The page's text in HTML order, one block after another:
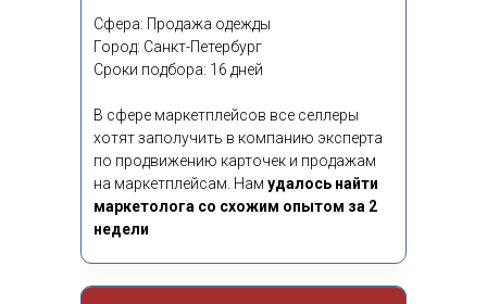
Сфера: Продажа одежды
Город: Санкт-Петербург
Сроки подбора: 16 дней
В сфере маркетплейсов все селлеры
хотят заполучить в компанию эксперта
по продвижению карточек и продажам
на маркетплейсам. Нам удалось найти
маркетолога со схожим опытом за 2
недели
4 день
5 день
11 день
Первое ваше собеседование
По кандидату представлена
рекомендация